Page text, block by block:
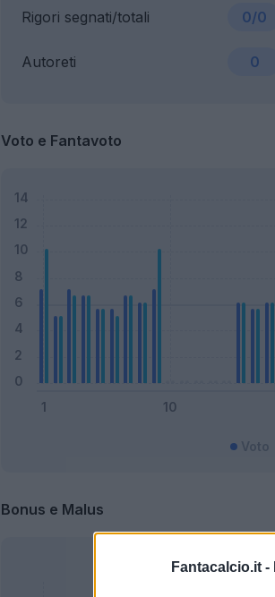
Fantacalcio.it -
Rigori segnati/totali 0/0
Autoreti 0
Voto e Fantavoto
Bonus e Malus